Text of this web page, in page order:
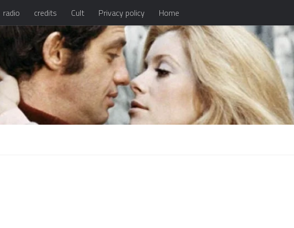
radio credits Cult Privacy policy Home